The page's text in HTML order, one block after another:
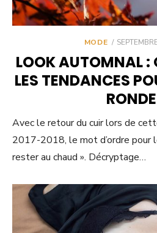
MODE
POSTED
LOOK AUTOMNAL :
LES TENDANCES
Avec le retour du cuir lors de
2017-2018, le mot d’ordre pour
rester au chaud ». Décryptage…